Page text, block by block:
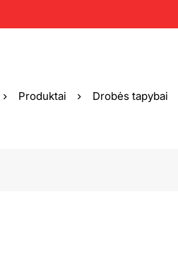
Produktai Drobės tapybai